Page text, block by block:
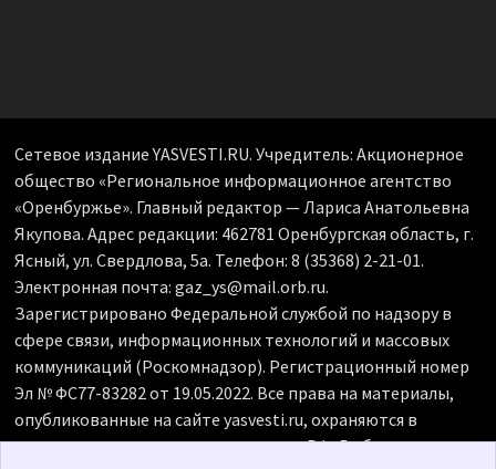
Сетевое издание YASVESTI.RU. Учредитель: Акционерное
общество «Региональное информационное агентство
«Оренбуржье». Главный редактор — Лариса Анатольевна
Якупова. Адрес редакции: 462781 Оренбургская область, г.
Ясный, ул. Свердлова, 5а. Телефон: 8 (35368) 2-21-01.
Электронная почта: gaz_ys@mail.orb.ru.
Зарегистрировано Федеральной службой по надзору в
сфере связи, информационных технологий и массовых
коммуникаций (Роскомнадзор). Регистрационный номер
Эл № ФС77-83282 от 19.05.2022. Все права на материалы,
опубликованные на сайте yasvesti.ru, охраняются в
соответствии с законодательством РФ. Любое